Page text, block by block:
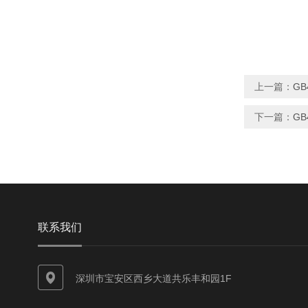
上一篇：
下一篇：
联系我们
深圳市宝安区西乡大道共乐丰和园1F